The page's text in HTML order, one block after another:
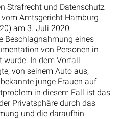
Strafrecht und Datenschutz
Amtsgericht Hamburg
am 3. Juli 2020
Beschlagnahmung eines
von Personen in
wurde. In dem Vorfall
von seinem Auto aus,
junge Frauen auf
in diesem Fall ist das
Privatsphäre durch das
und die daraufhin